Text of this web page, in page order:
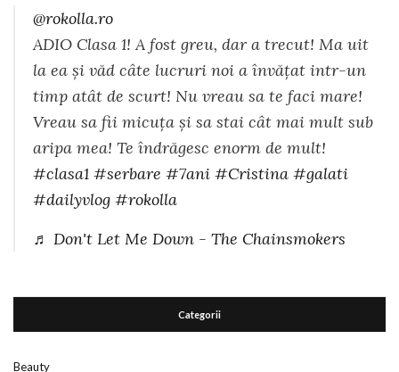
@rokolla.ro
ADIO Clasa 1! A fost greu, dar a trecut! Ma uit
la ea și văd câte lucruri noi a învățat intr-un
timp atât de scurt! Nu vreau sa te faci mare!
Vreau sa fii micuța și sa stai cât mai mult sub
aripa mea! Te îndrăgesc enorm de mult!
#clasa1 #serbare #7ani #Cristina #galati
#dailyvlog #rokolla
♬ Don't Let Me Down - The Chainsmokers
Categorii
Beauty